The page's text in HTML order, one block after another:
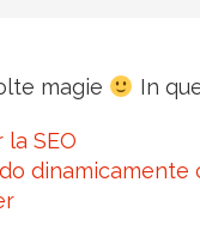
magie In
SEO